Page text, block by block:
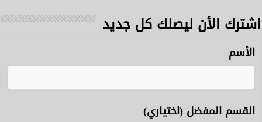
اشترك الأن ليصلك كل جديد
الأسم
القسم المفضل (اختياري)